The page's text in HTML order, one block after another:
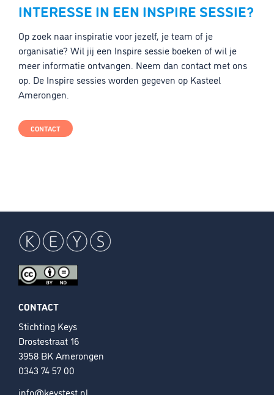
INTERESSE IN EEN INSPIRE SESSIE?
Op zoek naar inspiratie voor jezelf, je team of je
organisatie? Wil jij een Inspire sessie boeken of wil je
meer informatie ontvangen. Neem dan contact met ons
op. De Inspire sessies worden gegeven op Kasteel
Amerongen.
CONTACT
CONTACT
Stichting Keys
Drostestraat 16
3958 BK Amerongen
0343 74 57 00
info@keystest.nl